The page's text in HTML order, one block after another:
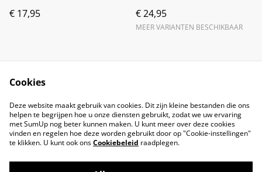
€ 17,95
€ 24,95
MEER VARIANTEN BESCHIKBAAR
Cookies
Deze website maakt gebruik van cookies. Dit zijn kleine bestanden die ons
helpen te begrijpen hoe u onze diensten gebruikt, zodat we uw ervaring
met SumUp nog beter kunnen maken. U kunt meer over deze cookies
vinden en regelen hoe deze worden gebruikt door op "Cookie-instellingen"
te klikken. U kunt ook onsCookiebeleid raadplegen.